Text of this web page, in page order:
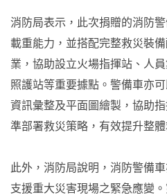
消防局表示，此次捐贈的消防
載重能力，並搭配完整救災裝
業，協助設立火場指揮站、人
照護站等重要據點。警備車亦
資訊彙整及平面圖繪製，協助
準部署救災策略，有效提升整體
此外，消防局說明，消防警備
支援重大災害現場之緊急應變